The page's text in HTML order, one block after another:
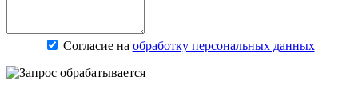
Согласие на обработку персональных данных